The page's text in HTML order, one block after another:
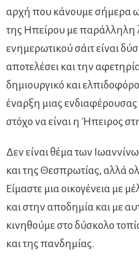
αρχή που κάνουμε σήμερα
της Ηπείρου με παράλληλη
ενημερωτικού σάιτ είναι
αποτελέσει και την
δημιουργικό και
έναρξη μιας
στόχο να είναι η Ήπειρος
Δεν είναι θέμα των
και της Θεσπρωτίας, αλλά
Είμαστε μια οικογένεια με
και στην αποδημία και με
κινηθούμε στο δύσκολο
και της πανδημίας.